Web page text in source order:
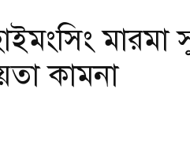
মারমা
কামনা